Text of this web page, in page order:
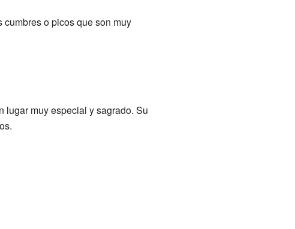
o picos que son muy
lugar muy especial y sagrado. Su